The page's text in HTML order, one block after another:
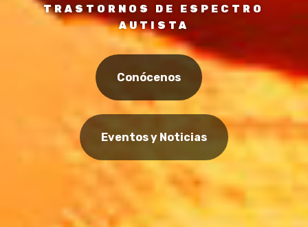
TRASTORNOS DE ESPECTRO
AUTISTA
Conócenos
Eventos y Noticias